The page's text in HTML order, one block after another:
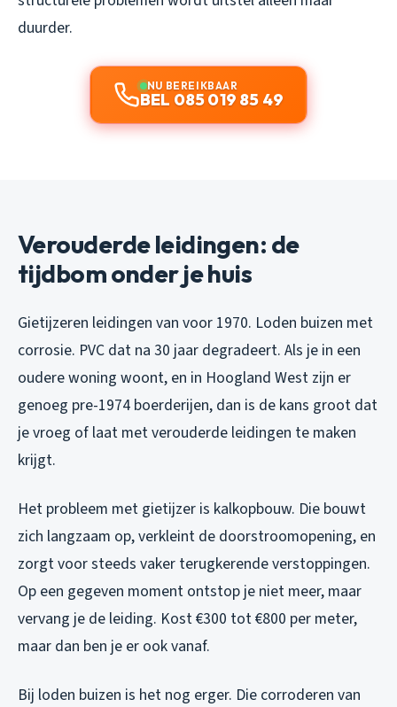
duurder.
NU BEREIKBAAR
BEL 085 019 85 49
Verouderde leidingen: de
tijdbom onder je huis
Gietijzeren leidingen van voor 1970. Loden buizen met
corrosie. PVC dat na 30 jaar degradeert. Als je in een
oudere woning woont, en in Hoogland West zijn er
genoeg pre-1974 boerderijen, dan is de kans groot dat
je vroeg of laat met verouderde leidingen te maken
krijgt.
Het probleem met gietijzer is kalkopbouw. Die bouwt
zich langzaam op, verkleint de doorstroomopening, en
zorgt voor steeds vaker terugkerende verstoppingen.
Op een gegeven moment ontstop je niet meer, maar
vervang je de leiding. Kost €300 tot €800 per meter,
maar dan ben je er ook vanaf.
Bij loden buizen is het nog erger. Die corroderen van